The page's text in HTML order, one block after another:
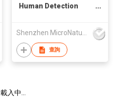
Human Detection
HD Pixel AI Security
Vision Sensor
查詢
載入中...